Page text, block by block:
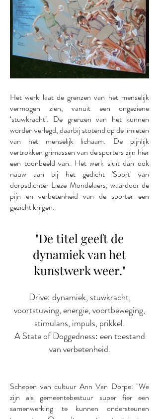
Het werk laat de grenzen van het menselijk
vermogen zien, vanuit een ongeziene
‘stuwkracht’. De grenzen van het kunnen
worden verlegd, daarbij stotend op de limieten
van het menselijk lichaam. De pijnlijk
vertrokken grimassen van de sporters zijn hier
een toonbeeld van. Het werk sluit dan ook
nauw aan bij het gedicht 'Sport' van
dorpsdichter Lieze Mondelaers, waardoor de
pijn en verbetenheid van de sporter een
gezicht krijgen.
"De titel geeft de
dynamiek van het
kunstwerk weer."
Drive: dynamiek, stuwkracht,
voortstuwing, energie, voortbeweging,
stimulans, impuls, prikkel.
A State of Doggedness: een toestand
van verbetenheid.
Schepen van cultuur Ann Van Dorpe: "We
zijn als gemeentebestuur super fier een
samenwerking te kunnen ondersteunen